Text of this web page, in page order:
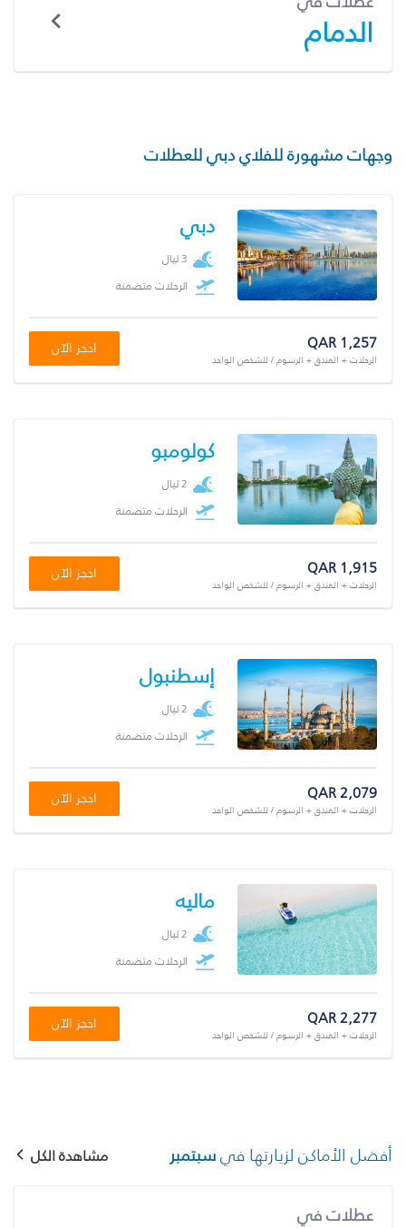
الدمام
وجهات مشهورة للفلاي دبي للعطلات
دبي
3 ليال
الرحلات متضمنة
QAR 1,257
الرحلات + الفندق + الرسوم / للشخص الواحد
احجز الآن
كولومبو
2 ليال
الرحلات متضمنة
QAR 1,915
الرحلات + الفندق + الرسوم / للشخص الواحد
احجز الآن
إسطنبول
2 ليال
الرحلات متضمنة
QAR 2,079
الرحلات + الفندق + الرسوم / للشخص الواحد
احجز الآن
ماليه
2 ليال
الرحلات متضمنة
QAR 2,277
الرحلات + الفندق + الرسوم / للشخص الواحد
احجز الآن
أفضل الأماكن لزيارتها فيسبتمبر مشاهدة الكل
عطلات في